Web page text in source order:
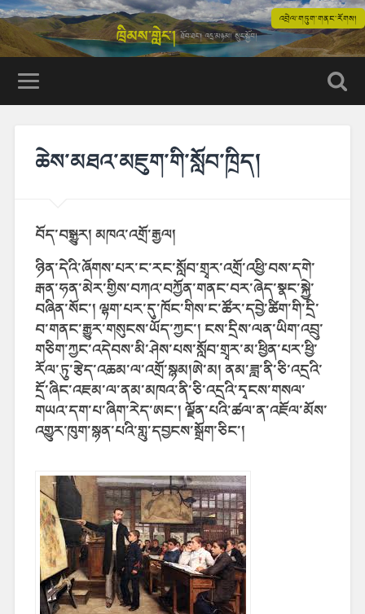
འབྲེལ་གཏུག་གནང་རོགས།
ཆེས་མཐའ་མཇུག་གི་སློབ་ཁྲིད།
བོད་བསྒྱུར། མཁའ་འགྲོ་རྒྱལ།
ཉིན་དེའི་ཞོགས་པར་ང་རང་སློབ་གྲྭར་འགྲོ་འཕྱི་བས་དགེ་
རྒན་ཧན་མེར་གྱིས་བཀའ་བཀྱོན་གནང་བར་ཞེད་སྣང་སྐྱེ་
བཞིན་སོང་། ལྷག་པར་དུ་ཁོང་གིས་ང་ཚོར་དབྱེ་ཚིག་གི་དྲི་
བ་གནང་རྒྱུར་གསུངས་ཡོད་ཀྱང་། ངས་དྲིས་ལན་ཡིག་འབྲུ་
གཅིག་ཀྱང་འདེབས་མི་ཤེས་པས་སློབ་གྲྭར་མ་ཕྱིན་པར་ཕྱི་
རོལ་ཏུ་རྩེད་འཆམ་ལ་འགྲོ་སྙམ།ཨེ་མ། ནམ་ཟླ་ནི་ཅི་འདྲའི་
དྲོ་ཞིང་འཇམ་ལ་ནམ་མཁའ་ནི་ཅི་འདྲའི་དྭངས་གསལ་
གཡའ་དག་པ་ཞིག་རེད་ཨང་། ལྗོན་པའི་ཚལ་ན་འཇོལ་མོས་
འགྱུར་ཁུག་སྙན་པའི་གླུ་དབྱངས་སྒྲོག་ཅིང་།